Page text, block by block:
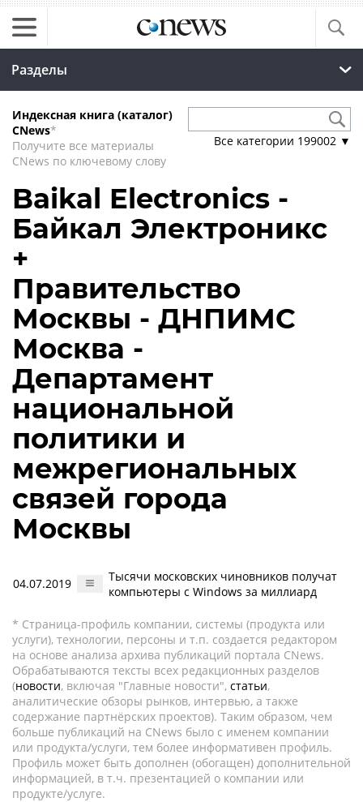
Разделы
Индексная книга (каталог)
CNews*
Получите все материалы
CNews по ключевому слову
Все категории 199002 ▼
Baikal Electronics -
Байкал Электроникс
+
Правительство
Москвы - ДНПИМС
Москва -
Департамент
национальной
политики и
межрегиональных
связей города
Москвы
04.07.2019
Тысячи московских чиновников получат
компьютеры с Windows за миллиард
* Страница-профиль компании, системы (продукта или
услуги), технологии, персоны и т.п. создается редактором
на основе анализа архива публикаций портала CNews.
Обрабатываются тексты всех редакционных разделов
(новости, включая "Главные новости", статьи,
аналитические обзоры рынков, интервью, а также
содержание партнёрских проектов). Таким образом, чем
больше публикаций на CNews было с именем компании
или продукта/услуги, тем более информативен профиль.
Профиль может быть дополнен (обогащен) дополнительной
информацией, в т.ч. презентацией о компании или
продукте/услуге.